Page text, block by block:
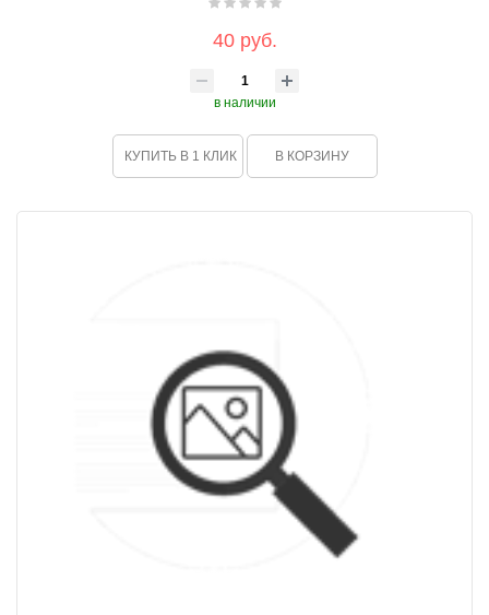
40 руб.
в наличии
КУПИТЬ В 1 КЛИК В КОРЗИНУ